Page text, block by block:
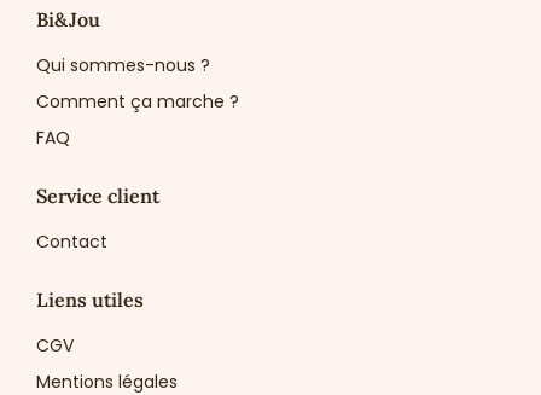
Bi&Jou
Qui sommes-nous ?
Comment ça marche ?
FAQ
Service client
Contact
Liens utiles
CGV
Mentions légales